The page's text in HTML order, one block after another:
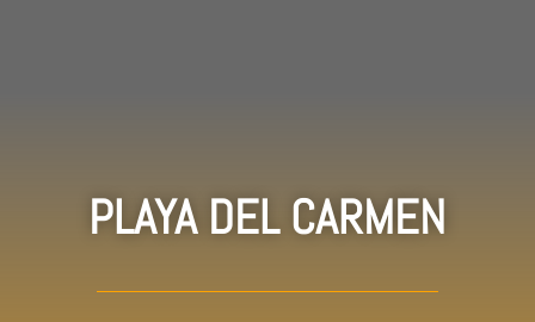
PLAYA DEL CARMEN